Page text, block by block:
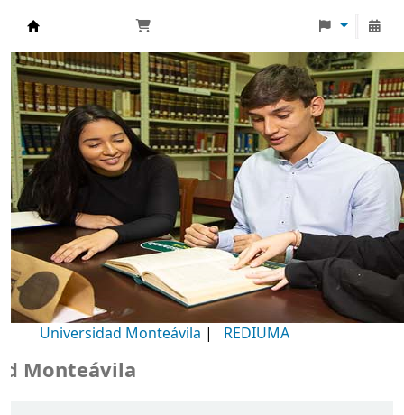
Biblioteca Universidad Monteávila
Universidad Monteávila | REDIUMA